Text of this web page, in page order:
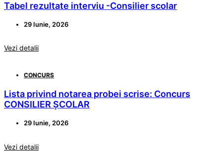
Tabel rezultate interviu -Consilier scolar
29 Iunie, 2026
Vezi detalii
CONCURS
Lista privind notarea probei scrise: Concurs
CONSILIER ȘCOLAR
29 Iunie, 2026
Vezi detalii